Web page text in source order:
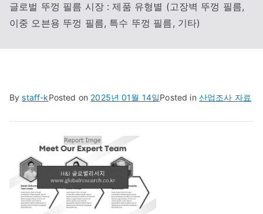
글로벌 뚜껑 필름 시장 : 제품 유형별 (고장벽 뚜껑 필름,
이중 오븐용 뚜껑 필름, 특수 뚜껑 필름, 기타)
Bystaff-kPosted on 2025년 01월 14일Posted in 산업조사 자료